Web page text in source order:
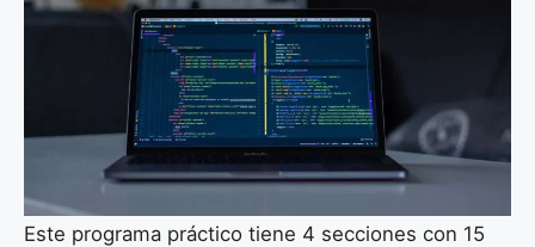
Este programa práctico tiene 4 secciones con 15